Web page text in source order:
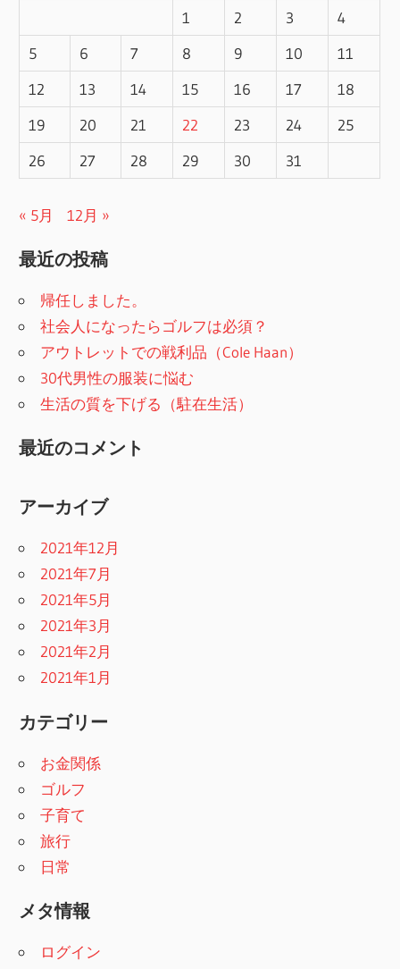
1
2 3
4
5
6 7 8 9 10
11
12
13 14 15 16 17
18
19
20 21 22 23 24
25
26
27 28 29 30 31
« 5月 12月 »
最近の投稿
帰任しました。
社会人になったらゴルフは必須？
アウトレットでの戦利品（Cole Haan）
30代男性の服装に悩む
生活の質を下げる（駐在生活）
最近のコメント
アーカイブ
2021年12月
2021年7月
2021年5月
2021年3月
2021年2月
2021年1月
カテゴリー
お金関係
ゴルフ
子育て
旅行
日常
メタ情報
ログイン